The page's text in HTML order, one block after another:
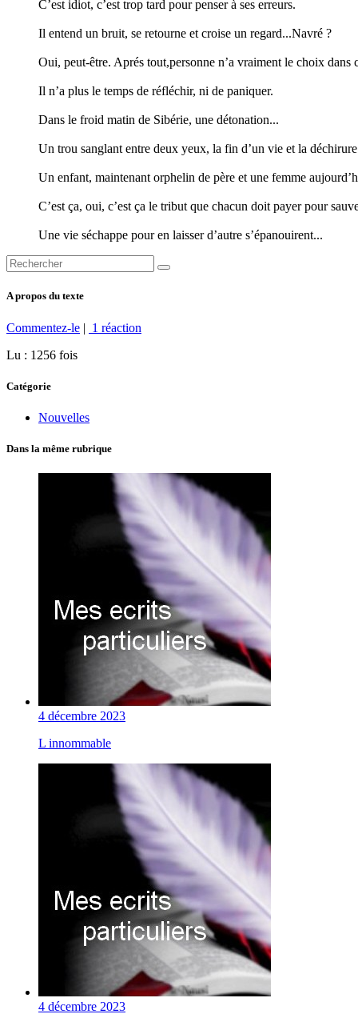
C’est idiot, c’est trop tard pour penser à ses erreurs.
Il entend un bruit, se retourne et croise un regard...Navré ?
Oui, peut-être. Aprés tout,personne n’a vraiment le choix dans
Il n’a plus le temps de réfléchir, ni de paniquer.
Dans le froid matin de Sibérie, une détonation...
Un trou sanglant entre deux yeux, la fin d’un vie et la
Un enfant, maintenant orphelin de père et une femme
C’est ça, oui, c’est ça le tribut que chacun doit payer pour
Une vie séchappe pour en laisser d’autre s’épanouirent...
A propos du texte
Commentez-le | 1 réaction
Lu : 1256 fois
Catégorie
Nouvelles
Dans la même rubrique
4 décembre 2023
L innommable
4 décembre 2023